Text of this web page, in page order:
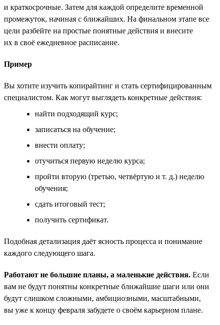
и краткосрочные. Затем для каждой определите временной
промежуток, начиная с ближайших. На финальном этапе все
цели разбейте на простые понятные действия и внесите
их в своё ежедневное расписание.
Пример
Вы хотите изучить копирайтинг и стать сертифицированным
специалистом. Как могут выглядеть конкретные действия:
найти подходящий курс;
записаться на обучение;
внести оплату;
отучиться первую неделю курса;
пройти вторую (третью, четвёртую и т. д.) неделю
обучения;
сдать итоговый тест;
получить сертификат.
Подобная детализация даёт ясность процесса и понимание
каждого следующего шага.
Работают не большие планы, а маленькие действия. Если
вам не будут понятны конкретные ближайшие шаги или они
будут слишком сложными, амбициозными, масштабными,
вы уже к концу февраля забудете о своём карьерном плане.